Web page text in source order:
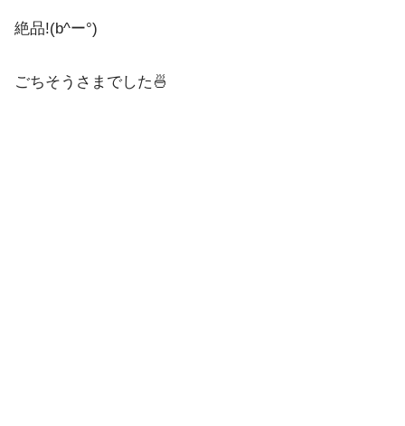
絶品!(b^ー°)
ごちそうさまでした🍜